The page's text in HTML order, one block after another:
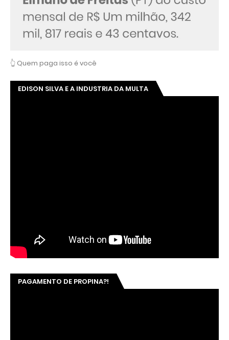
👆 Quem paga isso é você
EDISON SILVA E A INDUSTRIA DA MULTA
PAGAMENTO DE PROPINA?!